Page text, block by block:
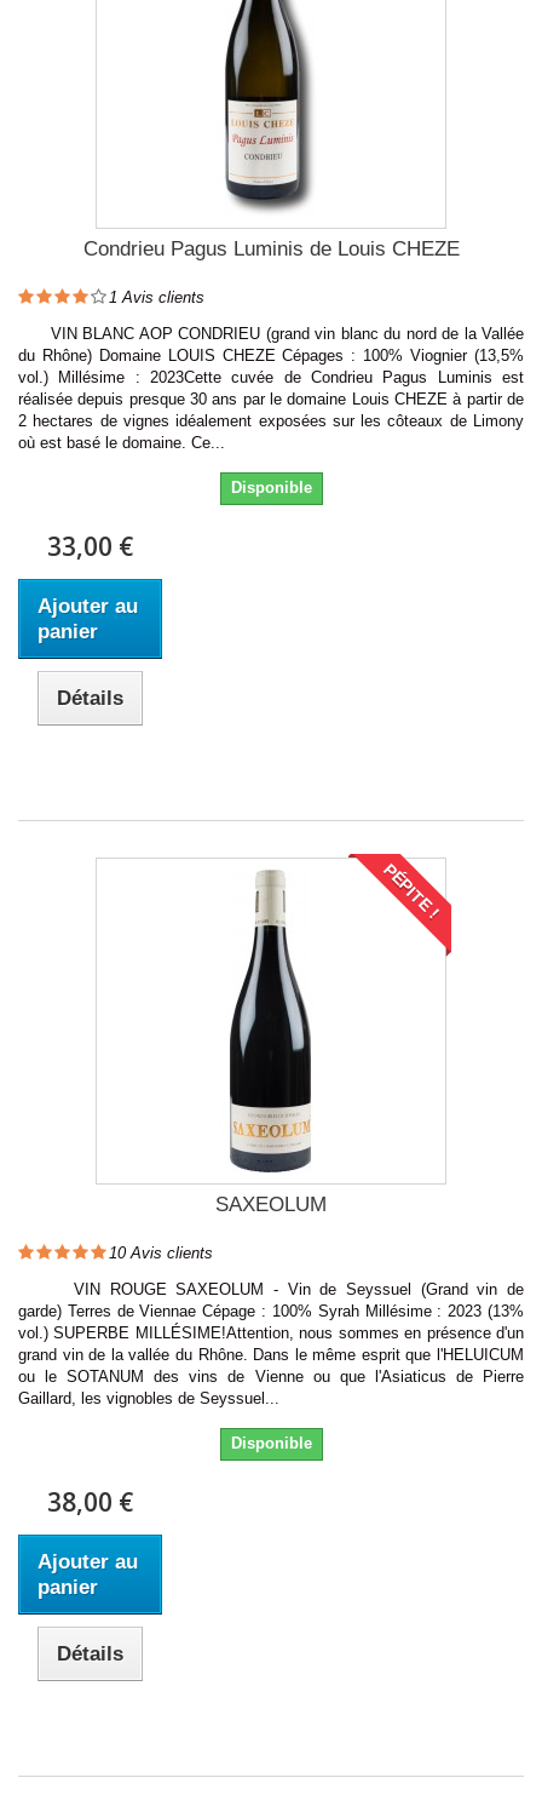
Condrieu Pagus Luminis de Louis CHEZE
1 Avis clients
VIN BLANC AOP CONDRIEU (grand vin blanc du nord de la Vallée
du Rhône) Domaine LOUIS CHEZE Cépages : 100% Viognier (13,5%
vol.) Millésime : 2023Cette cuvée de Condrieu Pagus Luminis est
réalisée depuis presque 30 ans par le domaine Louis CHEZE à partir de
2 hectares de vignes idéalement exposées sur les côteaux de Limony
où est basé le domaine. Ce...
Disponible
33,00 €
Ajouter au
panier
Détails
PÉPITE !
SAXEOLUM
10Avis clients
VIN ROUGE SAXEOLUM - Vin de Seyssuel (Grand vin de
garde) Terres de Viennae Cépage : 100% Syrah Millésime : 2023 (13%
vol.) SUPERBE MILLÉSIME!Attention, nous sommes en présence d'un
grand vin de la vallée du Rhône. Dans le même esprit que l'HELUICUM
ou le SOTANUM des vins de Vienne ou que l'Asiaticus de Pierre
Gaillard, les vignobles de Seyssuel...
Disponible
38,00 €
Ajouter au
panier
Détails